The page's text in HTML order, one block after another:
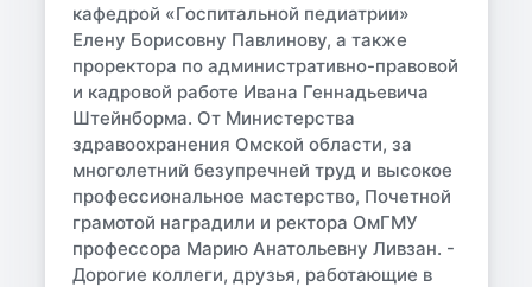
кафедрой «Госпитальной педиатрии»
Елену Борисовну Павлинову, а также
проректора по административно-правовой
и кадровой работе Ивана Геннадьевича
Штейнборма. От Министерства
здравоохранения Омской области, за
многолетний безупречней труд и высокое
профессиональное мастерство, Почетной
грамотой наградили и ректора ОмГМУ
профессора Марию Анатольевну Ливзан. -
Дорогие коллеги, друзья, работающие в